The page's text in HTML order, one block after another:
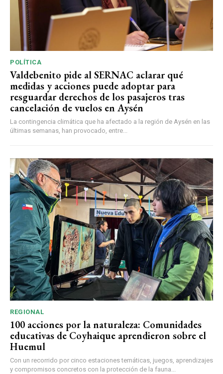
POLÍTICA
Valdebenito pide al SERNAC aclarar qué
medidas y acciones puede adoptar para
resguardar derechos de los pasajeros tras
cancelación de vuelos en Aysén
La contingencia climática que ha afectado a la región de Aysén en las
últimas semanas, han provocado, entre...
REGIONAL
100 acciones por la naturaleza: Comunidades
educativas de Coyhaique aprendieron sobre el
Huemul
Con un recorrido por cinco estaciones temáticas, juegos, aprendizajes
y compromisos concretos con la protección de la fauna...